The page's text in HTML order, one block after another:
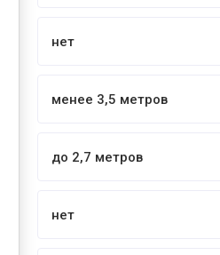
нет
менее 3,5 метров
до 2,7 метров
нет